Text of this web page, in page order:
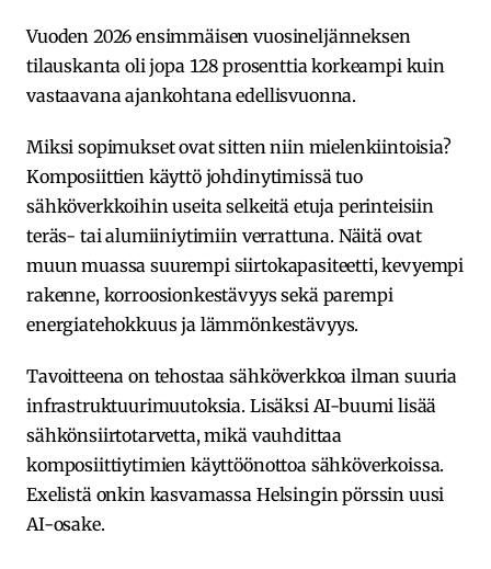
Vuoden 2026 ensimmäisen vuosineljänneksen
tilauskanta oli jopa 128 prosenttia korkeampi kuin
vastaavana ajankohtana edellisvuonna.
Miksi sopimukset ovat sitten niin mielenkiintoisia?
Komposiittien käyttö johdinytimissä tuo
sähköverkkoihin useita selkeitä etuja perinteisiin
teräs- tai alumiiniytimiin verrattuna. Näitä ovat
muun muassa suurempi siirtokapasiteetti, kevyempi
rakenne, korroosionkestävyys sekä parempi
energiatehokkuus ja lämmönkestävyys.
Tavoitteena on tehostaa sähköverkkoa ilman suuria
infrastruktuurimuutoksia. Lisäksi AI-buumi lisää
sähkönsiirtotarvetta, mikä vauhdittaa
komposiittiytimien käyttöönottoa sähköverkoissa.
Exelistä onkin kasvamassa Helsingin pörssin uusi
AI-osake.